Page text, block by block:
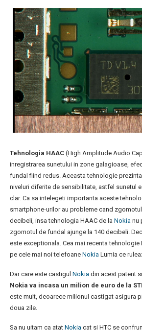
Tehnologia HAAC (High Amplitude Audio
inregistrarea sunetului in zone galagioase,
fundal fiind redus. Aceasta tehnologie
niveluri diferite de sensibilitate, astfel sunetul
clar. Ca sa intelegeti importanta aceste
smartphone-urilor au probleme cand
decibeli, insa tehnologia HAAC de la Nokia nu
zgomotul de fundal ajunge la 140 decibeli.
este exceptionala. Cea mai recenta
pe cele mai noi telefoane Nokia Lumia ce
Dar care este castigul Nokia din acest patent
Nokia va incasa un milion de euro de la
este mult, deoarece milionul castigat asigura
doua zile.
Sa nu uitam ca atat Nokia cat si HTC se